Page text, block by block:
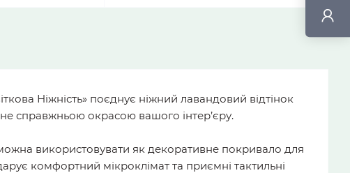
Ніжність» поєднує ніжний лавандовий відтінок
справжньою окрасою вашого інтер’єру.
використовувати як декоративне покривало для
комфортний мікроклімат та приємні тактильні